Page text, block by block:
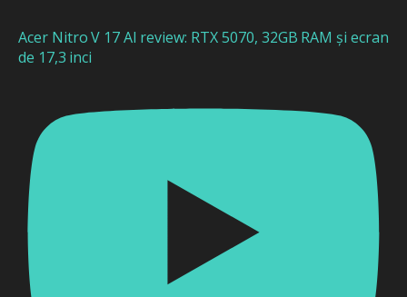
Acer Nitro V 17 AI review: RTX 5070, 32GB RAM și ecran
de 17,3 inci